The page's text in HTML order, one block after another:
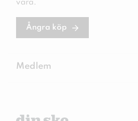
vara.
Ångra köp
Medlem